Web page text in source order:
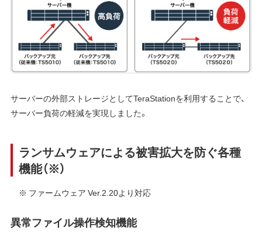
サーバーの外部ストレージとしてTeraStationを利用することで、
サーバー負荷の軽減を実現しました。
ランサムウェアによる被害拡大を防ぐ各種
機能（※）
※ ファームウェア Ver.2.20より対応
異常ファイル操作検知機能